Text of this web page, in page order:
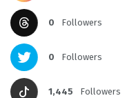
0 Followers
0 Followers
1,445 Followers